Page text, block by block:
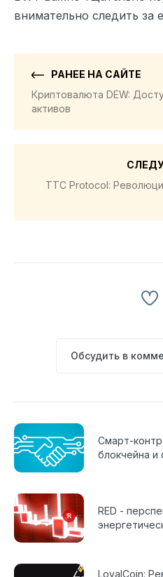
внимательно следить за
РАНЕЕ НА САЙТЕ
Криптовалюта DEW:
активов
TTC Protocol:
Обсудить в
Смарт-
блокчейна и
RED -
LoyalCoin: